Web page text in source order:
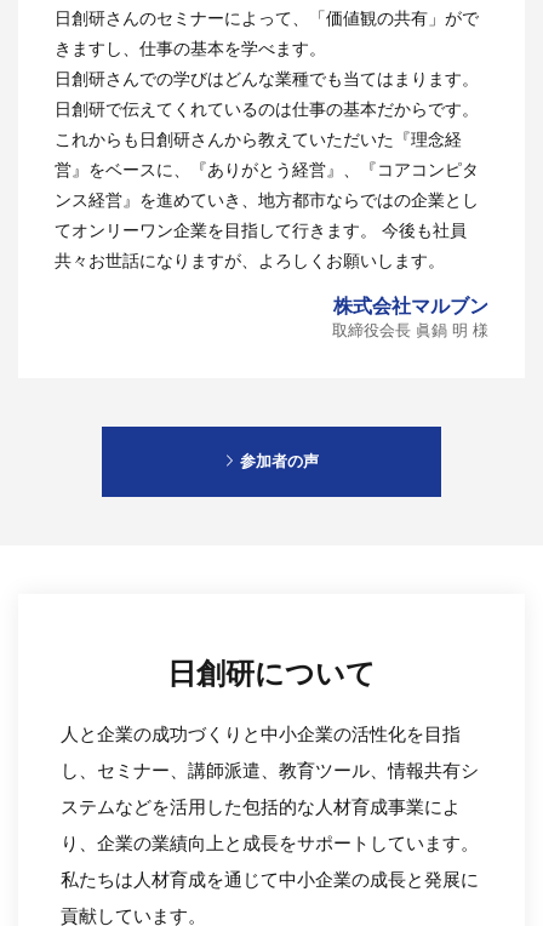
日創研さんのセミナーによって、「価値観の共有」がで
きますし、仕事の基本を学べます。
日創研さんでの学びはどんな業種でも当てはまります。
日創研で伝えてくれているのは仕事の基本だからです。
これからも日創研さんから教えていただいた『理念経
営』をベースに、『ありがとう経営』、『コアコンピタ
ンス経営』を進めていき、地方都市ならではの企業とし
てオンリーワン企業を目指して行きます。 今後も社員
共々お世話になりますが、よろしくお願いします。
株式会社マルブン
取締役会長 眞鍋 明 様
参加者の声
日創研について
人と企業の成功づくりと中小企業の活性化を目指
し、セミナー、講師派遣、教育ツール、情報共有シ
ステムなどを活用した包括的な人材育成事業によ
り、企業の業績向上と成長をサポートしています。
私たちは人材育成を通じて中小企業の成長と発展に
貢献しています。